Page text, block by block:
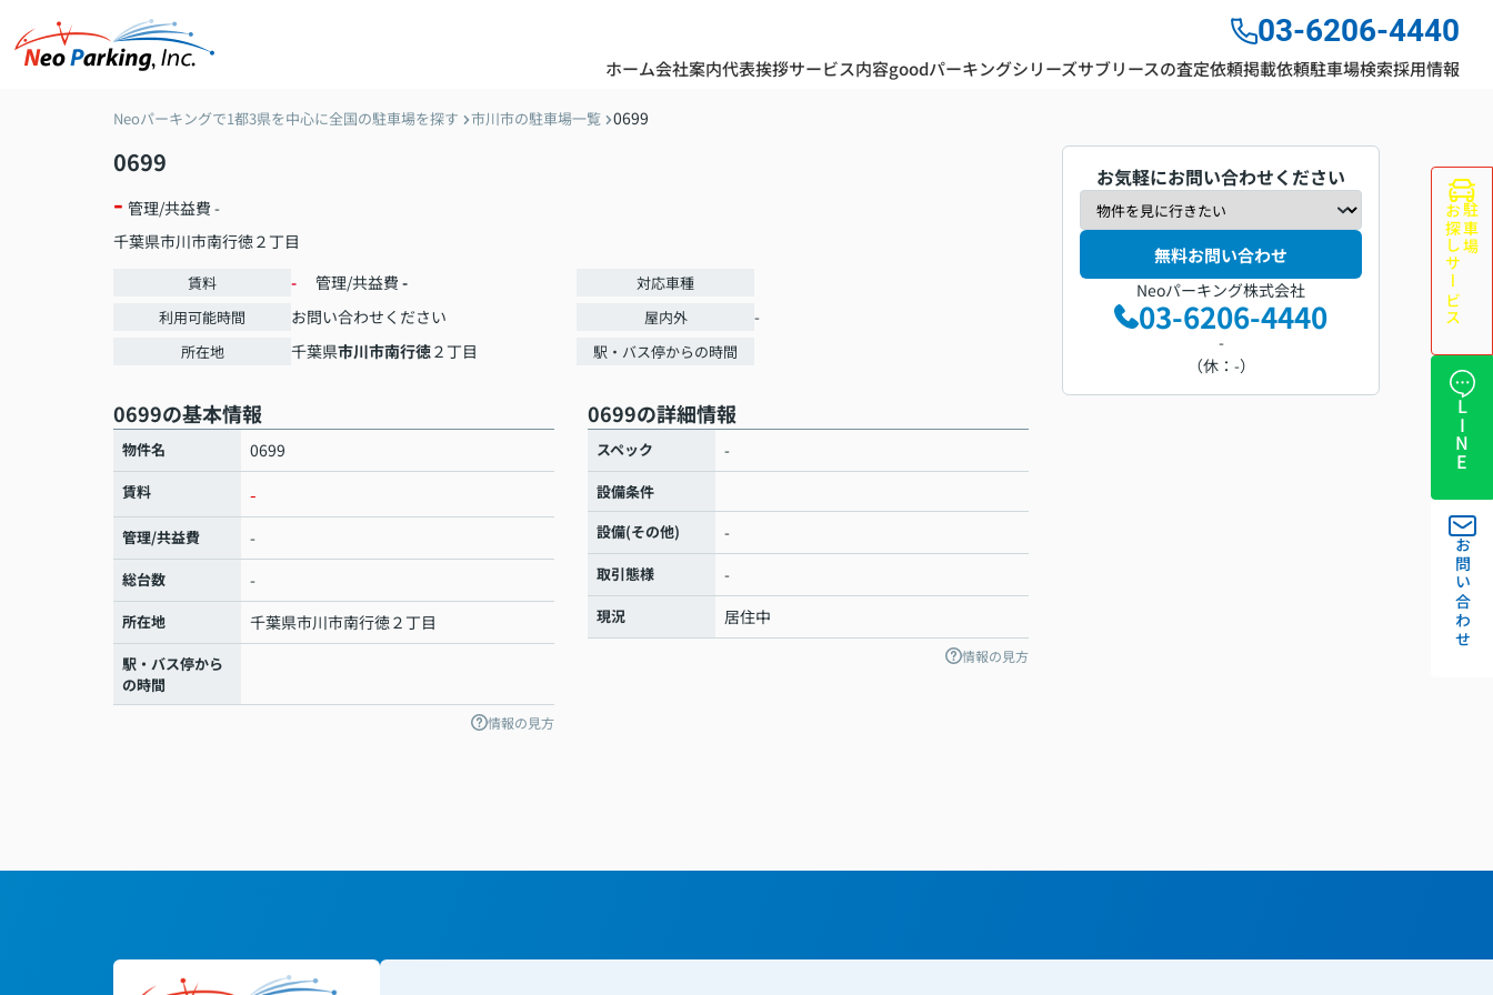
03-6206-4440
ホーム会社案内代表挨拶サービス内容goodパーキングシリーズサブリースの査定依頼掲載依頼駐車場検索採用情報
Neoパーキングで1都3県を中心に全国の駐車場を探す 市川市の駐車場一覧 0699
0699
- 管理/共益費 -
千葉県市川市南行徳２丁目
賃料 - 管理/共益費 -
利用可能時間 お問い合わせください
所在地 千葉県市川市南行徳２丁目
対応車種
屋内外
-
駅・バス停からの時間
0699の基本情報
物件名 0699
賃料 -
管理/共益費 -
総台数 -
所在地 千葉県市川市南行徳２丁目
駅・バス停から
の時間
情報の見方
0699の詳細情報
スペック -
設備条件
設備(その他)
-
取引態様 -
現況 居住中
情報の見方
お気軽にお問い合わせください
無料お問い合わせ
Neoパーキング株式会社
03-6206-4440
-
（休：-）
駐車場
お探しサービス
LINE
お問い合わせ